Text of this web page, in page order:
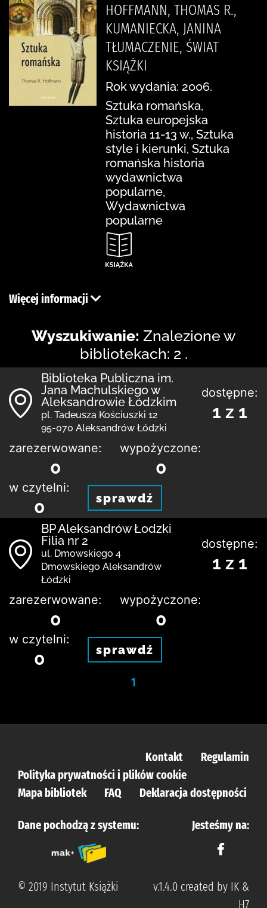
HOFFMANN, THOMAS R.,
KUMANIECKA, JANINA
TŁUMACZENIE, ŚWIAT
KSIĄŻKI
Rok wydania: 2006.
Sztuka romańska,
Sztuka europejska
historia 11-13 w., Sztuka
style i kierunki, Sztuka
romańska historia
wydawnictwa
popularne,
Wydawnictwa
popularne
Więcej informacji
Wyszukiwanie: Znalezione w
bibliotekach: 2 .
Biblioteka Publiczna im.
Jana Machulskiego w
Aleksandrowie Łódzkim
pl. Tadeusza Kościuszki 12
95-070 Aleksandrów Łódzki
dostępne:
1 z 1
zarezerwowane:
0
wypożyczone:
0
w czytelni:
0 sprawdź
BP Aleksandrów Łodzki
Filia nr 2
ul. Dmowskiego 4
Dmowskiego Aleksandrów
Łódzki
dostępne:
1 z 1
zarezerwowane:
0
wypożyczone:
0
w czytelni:
0 sprawdź
1
Kontakt
Regulamin
Polityka prywatności i plików cookie
Mapa bibliotek
FAQ Deklaracja dostępności
Dane pochodzą z systemu: Jesteśmy na:
© 2019 Instytut Książki
v.1.4.0 created by IK &
H7